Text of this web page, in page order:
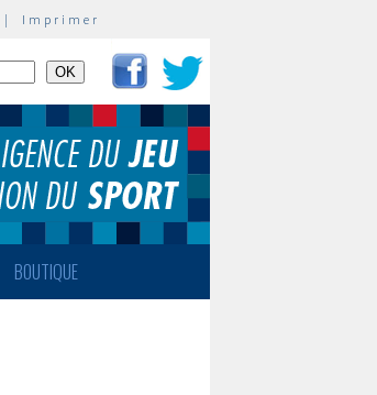
| Imprimer
BOUTIQUE